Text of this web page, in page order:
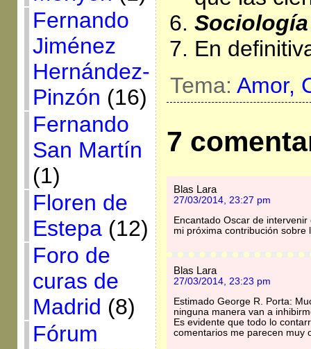
Fernando
Jiménez
Hernández-
Pinzón (16)
Fernando
San Martín
(1)
Floren de
Estepa(12)
Foro de
curas de
Madrid (8)
Fórum
Sociología
En
Tema: Amor,
7
Blas Lara
27/03/2014, 23:27 pm
Encantado Oscar de
mi próxima contribución sobre
Blas Lara
27/03/2014, 23:23 pm
Estimado George R. Porta:
ninguna manera van a
Es evidente que todo lo
comentarios me parecen muy